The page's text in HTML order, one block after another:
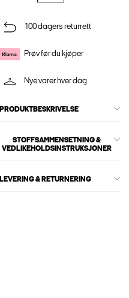
100 dagers returrett
Prøv før du kjøper
Nye varer hver dag
PRODUKTBESKRIVELSE
STOFFSAMMENSETNING &
VEDLIKEHOLDSINSTRUKSJONER
LEVERING & RETURNERING